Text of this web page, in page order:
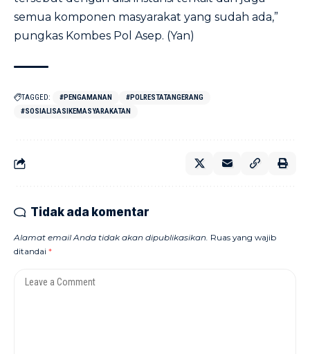
semua komponen masyarakat yang sudah ada,”
pungkas Kombes Pol Asep. (Yan)
TAGGED: #PENGAMANAN
#POLRESTATANGERANG
#SOSIALISASIKEMASYARAKATAN
Tidak ada komentar
Alamat email Anda tidak akan dipublikasikan. Ruas yang wajib
ditandai *